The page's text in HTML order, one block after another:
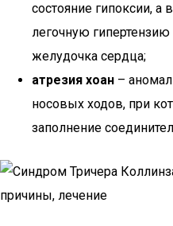
состояние гипоксии, а
легочную
желудочка сердца;
атрезия хоан –
носовых ходов, при
заполнение